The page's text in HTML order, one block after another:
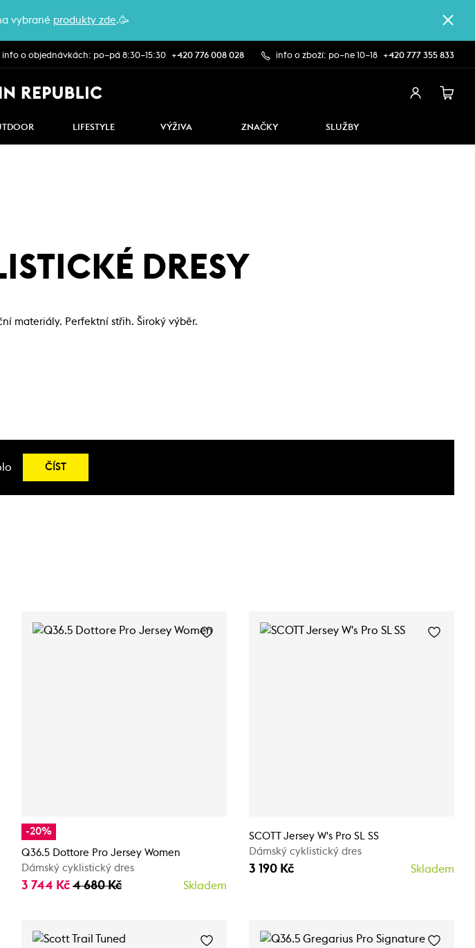
vybrané produkty zde.🥳
info o objednávkách: po–pá 8:30–15:30 +420 776 008 028 info o zboží: po–ne 10–18 +420 777 355 833
LIFESTYLE VÝŽIVA ZNAČKY SLUŽBY
DRESY
materiály. Perfektní střih. Široký výběr.
ČÍST
-20%
Q36.5 Dottore Pro Jersey Women
Dámský cyklistický dres
3 744 Kč 4 680 Kč Skladem
SCOTT Jersey W's Pro SL SS
Dámský cyklistický dres
3 190 Kč Skladem